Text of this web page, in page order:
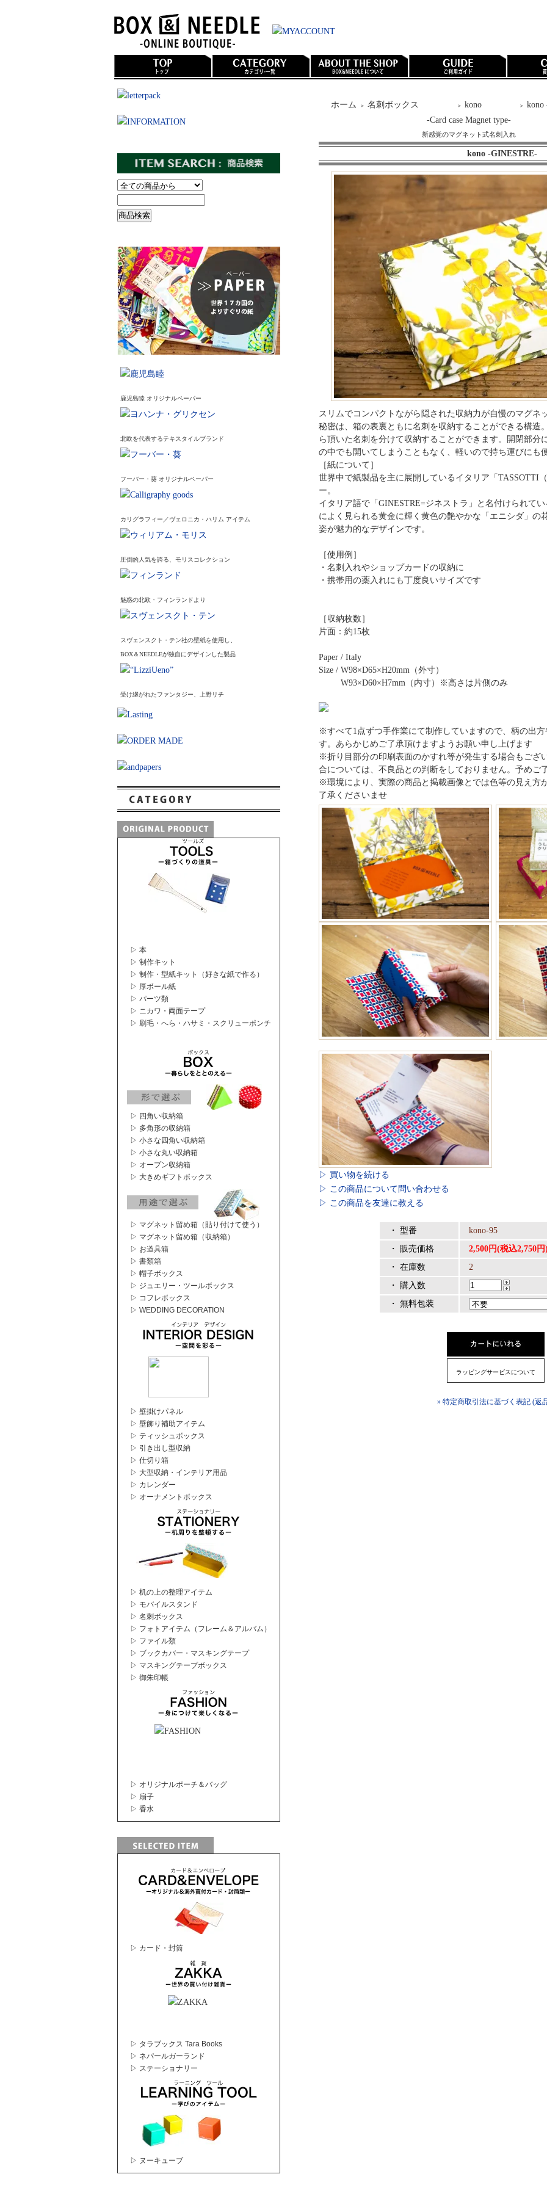
鹿児島睦 オリジナルペーパー
北欧を代表するテキスタイルブランド
フーバー・葵 オリジナルペーパー
カリグラフィー／ヴェロニカ・ハリム アイテム
圧倒的人気を誇る、モリスコレクション
魅惑の北欧・フィンランドより
スヴェンスクト・テン社の壁紙を使用し、
BOX＆NEEDLEが独自にデザインした製品
受け継がれたファンタジー、上野リチ
▷ 本
▷ 制作キット
▷ 制作・型紙キット（好きな紙で作る）
▷ 厚ボール紙
▷ パーツ類
▷ ニカワ・両面テープ
▷ 刷毛・へら・ハサミ・スクリューポンチ
▷ 四角い収納箱
▷ 多角形の収納箱
▷ 小さな四角い収納箱
▷ 小さな丸い収納箱
▷ オープン収納箱
▷ 大きめギフトボックス
▷ マグネット留め箱（貼り付けて使う）
▷ マグネット留め箱（収納箱）
▷ お道具箱
▷ 書類箱
▷ 帽子ボックス
▷ ジュエリー・ツールボックス
▷ コフレボックス
▷ WEDDING DECORATION
▷ 壁掛けパネル
▷ 壁飾り補助アイテム
▷ ティッシュボックス
▷ 引き出し型収納
▷ 仕切り箱
▷ 大型収納・インテリア用品
▷ カレンダー
▷ オーナメントボックス
▷ 机の上の整理アイテム
▷ モバイルスタンド
▷ 名刺ボックス
▷ フォトアイテム（フレーム＆アルバム）
▷ ファイル類
▷ ブックカバー・マスキングテープ
▷ マスキングテープボックス
▷ 御朱印帳
▷ オリジナルポーチ＆バッグ
▷ 扇子
▷ 香水
▷ カード・封筒
▷ タラブックス Tara Books
▷ ネパールガーランド
▷ ステーショナリー
▷ ヌーキューブ
ホーム ＞ 名刺ボックス ＞ kono
-Card case Magnet type-
新感覚のマグネット式名刺入れ
＞ kono
kono -GINESTRE-
スリムでコンパクトながら隠された収納力が自慢のマグネ
秘密は、箱の表裏ともに名刺を収納することができる構造
ら頂いた名刺を分けて収納することができます。開閉部分
の中でも開いてしまうこともなく、軽いので持ち運びにも
［紙について］
世界中で紙製品を主に展開しているイタリア「TASSOTTI
ー。
イタリア語で「GINESTRE=ジネストラ」と名付けられて
によく見られる黄金に輝く黄色の艶やかな「エニシダ」の
姿が魅力的なデザインです。
［使用例］
・名刺入れやショップカードの収納に
・携帯用の薬入れにも丁度良いサイズです
［収納枚数］
片面：約15枚
Paper / Italy
Size / W98×D65×H20mm（外寸）
W93×D60×H7mm（内寸）※高さは片側のみ
※すべて1点ずつ手作業にて制作していますので、柄の出
す。あらかじめご了承頂けますようお願い申し上げます
※折り目部分の印刷表面のかすれ等が発生する場合もござ
合については、不良品との判断をしておりません。予めご
※環境により、実際の商品と掲載画像とでは色等の見え方
了承くださいませ
▷ 買い物を続ける
▷ この商品について問い合わせる
▷ この商品を友達に教える
・ 型番
kono-95
・ 販売価格
2,500円(税込2,750円
・ 在庫数
2
・ 購入数
・ 無料包装
ラッピングサービスについて
» 特定商取引法に基づく表記 (返